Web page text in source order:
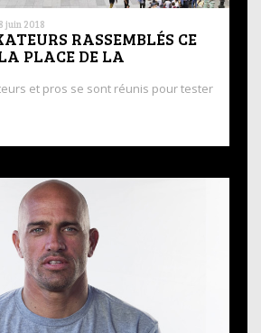
juin 2018
RASSEMBLÉS CE
PLACE DE LA
et pros se sont réunis pour tester